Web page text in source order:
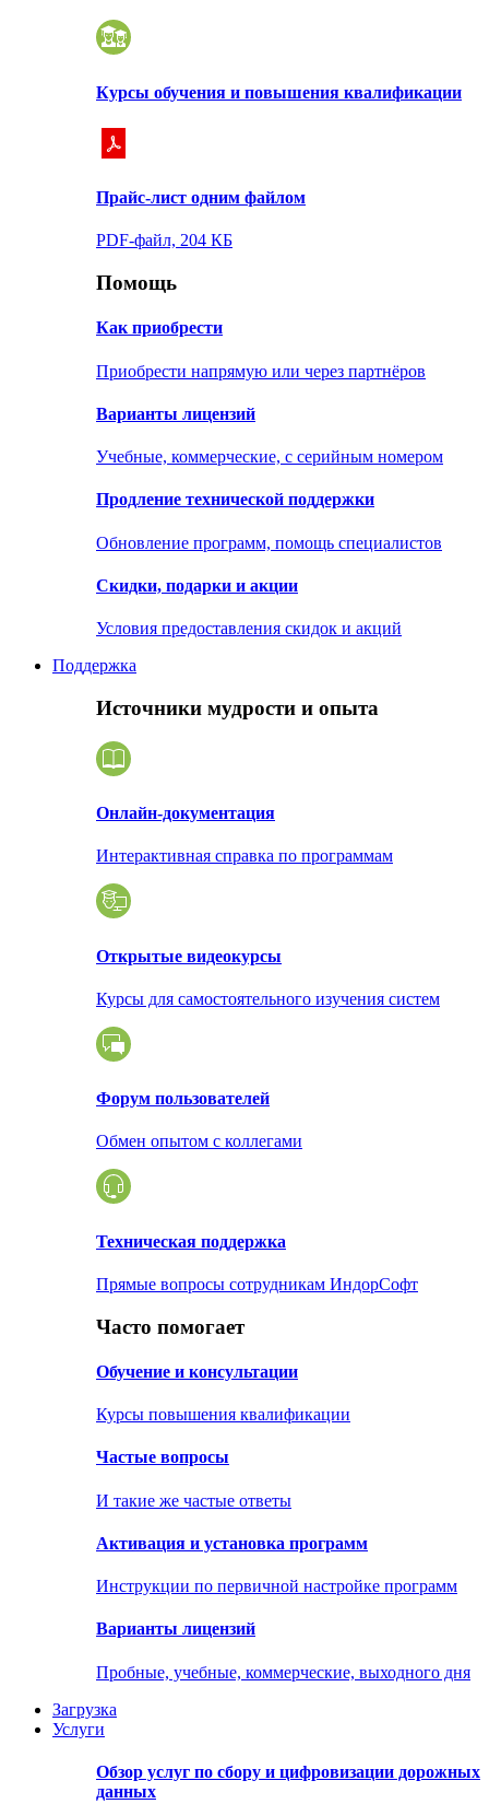
Курсы обучения и повышения квалификации
Прайс-лист одним файлом
PDF-файл, 204 КБ
Помощь
Как приобрести
Приобрести напрямую или через партнёров
Варианты лицензий
Учебные, коммерческие, с серийным номером
Продление технической поддержки
Обновление программ, помощь специалистов
Скидки, подарки и акции
Условия предоставления скидок и акций
Поддержка
Источники мудрости и опыта
Онлайн-документация
Интерактивная справка по программам
Открытые видеокурсы
Курсы для самостоятельного изучения систем
Форум пользователей
Обмен опытом с коллегами
Техническая поддержка
Прямые вопросы сотрудникам ИндорСофт
Часто помогает
Обучение и консультации
Курсы повышения квалификации
Частые вопросы
И такие же частые ответы
Активация и установка программ
Инструкции по первичной настройке программ
Варианты лицензий
Пробные, учебные, коммерческие, выходного дня
Загрузка
Услуги
Обзор услуг по сбору и цифровизации дорожных
данных